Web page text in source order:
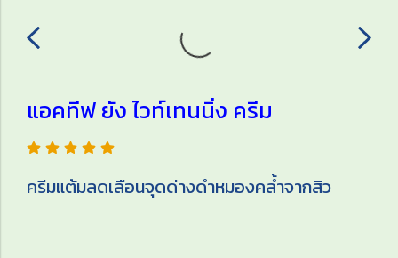
แอคทีฟ ยัง ไวท์เทนนิ่ง ครีม
ครีมแต้มลดเลือนจุดด่างดำหมองคล้ำจากสิว